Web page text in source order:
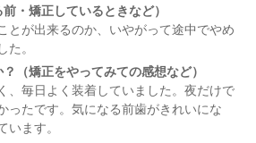
・矯正しているときなど）
とが出来るのか、いやがって途中でやめ
た。
（矯正をやってみての感想など）
、毎日よく装着していました。夜だけで
ったです。気になる前歯がきれいにな
います。